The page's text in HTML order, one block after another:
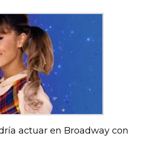
actuar en Broadway con